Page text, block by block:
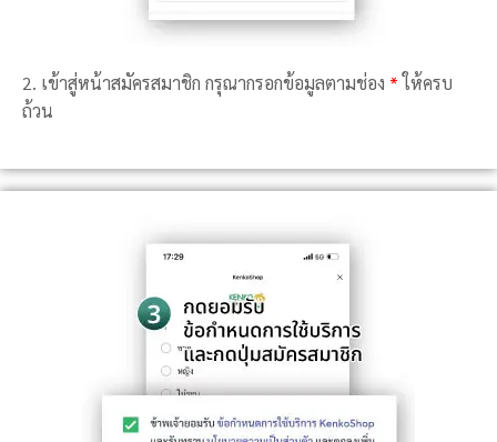
2. เข้าสู่หน้าสมัครสมาชิก กรุณากรอกข้อมูลตามช่อง *ให้ครบ
ถ้วน